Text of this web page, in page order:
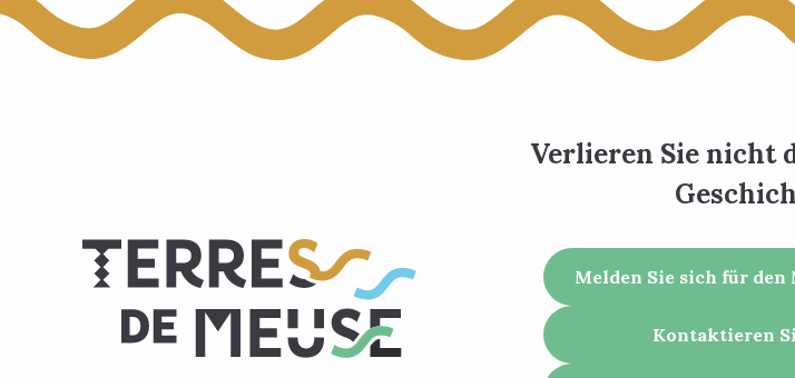
Verlieren Sie nicht
Melden Sie sich für den
Kontaktieren